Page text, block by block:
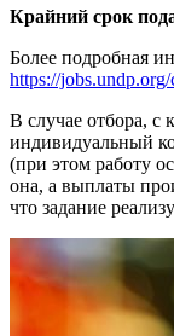
Крайний срок
Более подробная
https://
В случае отбора, с
индивидуальный
(при этом работу
она, а выплаты
что задание